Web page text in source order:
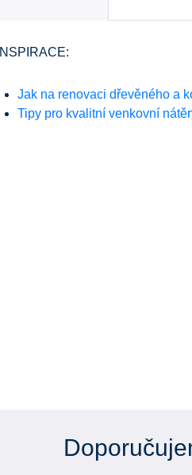
INSPIRACE:
Jak na renovaci dřevěného a
Tipy pro kvalitní venkovní